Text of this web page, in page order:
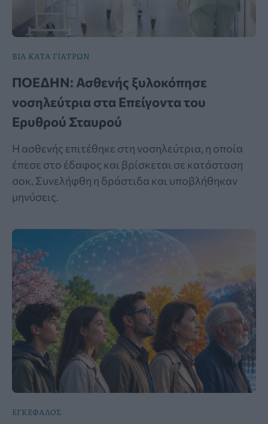
ΒΙΑ ΚΑΤΑ ΓΙΑΤΡΩΝ
ΠΟΕΔΗΝ: Ασθενής ξυλοκόπησε
νοσηλεύτρια στα Επείγοντα του
Ερυθρού Σταυρού
Η ασθενής επιτέθηκε στη νοσηλεύτρια, η οποία
έπεσε στο έδαφος και βρίσκεται σε κατάσταση
σοκ. Συνελήφθη η δράστιδα και υποβλήθηκαν
μηνύσεις.
ΕΓΚΕΦΑΛΟΣ